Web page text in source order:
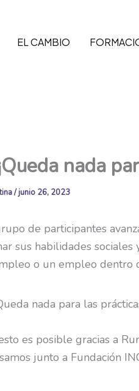
EL CAMBIO
nada
/junio 26, 2023
de participantes
sus habilidades
o un empleo dentro
es posible gracias a
junto a Fundación